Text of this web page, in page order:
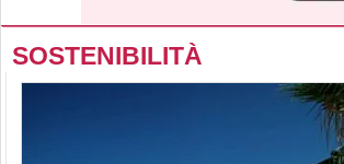
SOSTENIBILITÀ